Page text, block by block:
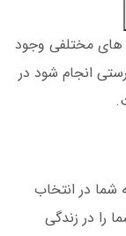
های مختلفی وجود
انجام شود در
شما در انتخاب
را در زندگی